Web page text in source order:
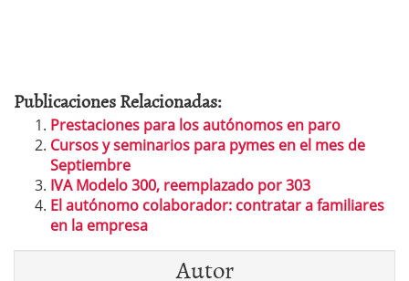
Publicaciones Relacionadas:
Prestaciones para los autónomos en paro
Cursos y seminarios para pymes en el mes de
Septiembre
IVA Modelo 300, reemplazado por 303
El autónomo colaborador: contratar a familiares
en la empresa
Autor